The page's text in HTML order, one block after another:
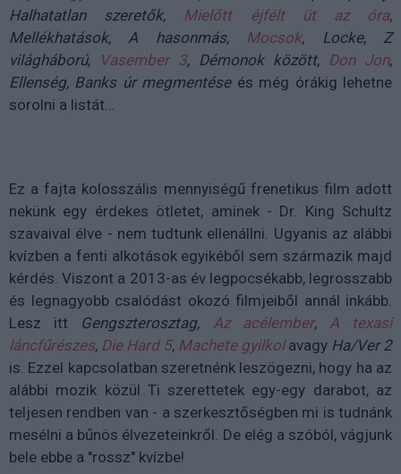
Halhatatlan szeretők, Mielőtt éjfélt üt az óra,
Mellékhatások,
A hasonmás, Mocsok, Locke, Z
világháború, Vasember 3, Démonok között, Don Jon,
Ellenség, Banks úr megmentéseés még órákig lehetne
sorolni a listát…
Ez a fajta kolosszális mennyiségű frenetikus film adott
nekünk egy érdekes ötletet, aminek - Dr. King Schultz
szavaival élve - nem tudtunk ellenállni. Ugyanis az alábbi
kvízben a fenti alkotások egyikéből sem származik majd
kérdés. Viszont a 2013-as év legpocsékabb, legrosszabb
és legnagyobb csalódást okozó filmjeiből annál inkább.
Lesz itt Gengszterosztag, Az acélember, A texasi
láncfűrészes, Die Hard 5, Machete gyilkolavagy Ha/Ver 2
is. Ezzel kapcsolatban szeretnénk leszögezni, hogy ha az
alábbi mozik közül Ti szerettetek egy-egy darabot, az
teljesen rendben van - a szerkesztőségben mi is tudnánk
mesélni a bűnös élvezeteinkről. De elég a szóból, vágjunk
bele ebbe a "rossz" kvízbe!